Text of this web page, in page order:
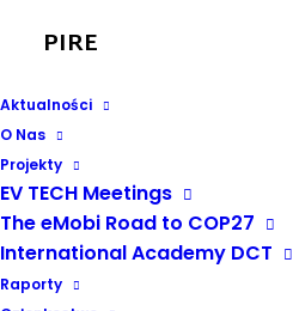
PIRE
Aktualności
O Nas
Projekty
EV TECH Meetings
The eMobi Road to COP27
International Academy DCT
Raporty
FPPE